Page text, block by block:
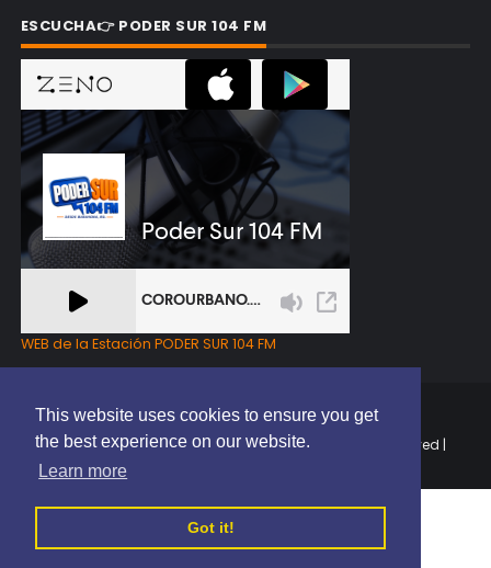
This website uses cookies to ensure you get
the best experience on our website.
Learn more
Got it!
ESCUCHA👉 PODER SUR 104 FM
WEB de la Estación PODER SUR 104 FM
Copyright © 2025 | EL PODER DEL SUR RD | All Rights Reserved |